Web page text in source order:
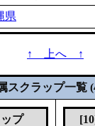
県
↑ 上へ ↑
スクラップ一覧
プ